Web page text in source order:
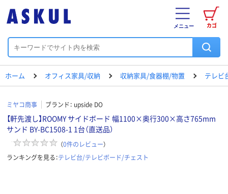
カゴ
メニュー
ホーム オフィス家具/収納 収納家具/食器棚/物置 テレビ
ミヤコ商事 ブランド： upside DO
【軒先渡し】ROOMY サイドボード 幅1100×奥行300×高さ765mm
サンド BY-BC1508-1 1台（直送品）
（0件のレビュー）
ランキングを見る：テレビ台/テレビボード/チェスト